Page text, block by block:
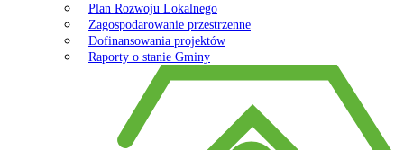
Plan Rozwoju Lokalnego
Zagospodarowanie przestrzenne
Dofinansowania projektów
Raporty o stanie Gminy